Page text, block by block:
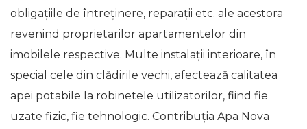
obligațiile de întreținere, reparații etc. ale acestora
revenind proprietarilor apartamentelor din
imobilele respective. Multe instalații interioare, în
special cele din clădirile vechi, afectează calitatea
apei potabile la robinetele utilizatorilor, fiind fie
uzate fizic, fie tehnologic. Contribuția Apa Nova